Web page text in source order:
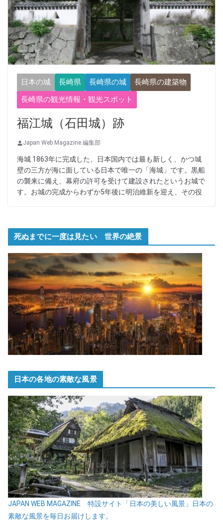
日本の城 長崎県 長崎県の城
長崎県の建築物
長崎県の観光情報・観光スポット
福江城（石田城）跡
Japan Web Magazine 編集部
海城 1863年に完成した、日本国内では最も新しく、かつ城
壁の三方が海に面している日本で唯一の「海城」です。黒船
の襲来に備え、幕府の許可を受けて建設されたというお城で
す。お城の完成からわずか5年後に明治維新を迎え、その役
死ぬまでに一度は見たい 世界の絶景
日本の各地の素敵な風景
JAPAN WEB MAGAZINE 特設サイト「日本の美しい風景」日本の
素敵な風景を毎日お届けします。